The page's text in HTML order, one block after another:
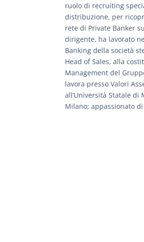
ruolo di recruiting
distribuzione, per
rete di Private Banker
dirigente, ha lavorato
Banking della società
Head of Sales, alla
Management del
lavora presso Valori
all’Università Statale di
Milano; appassionato